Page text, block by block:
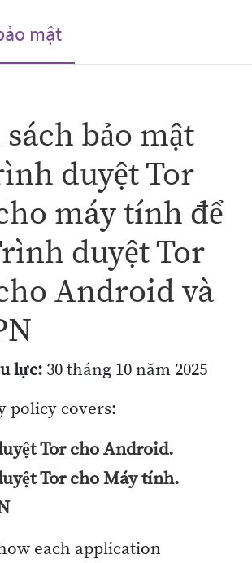
mật(current)
bảo mật
duyệt Tor
máy tính để
duyệt Tor
Android và
lực: 30 tháng 10 năm 2025
policy covers:
Tor cho Android.
Tor cho Máy tính.
each application